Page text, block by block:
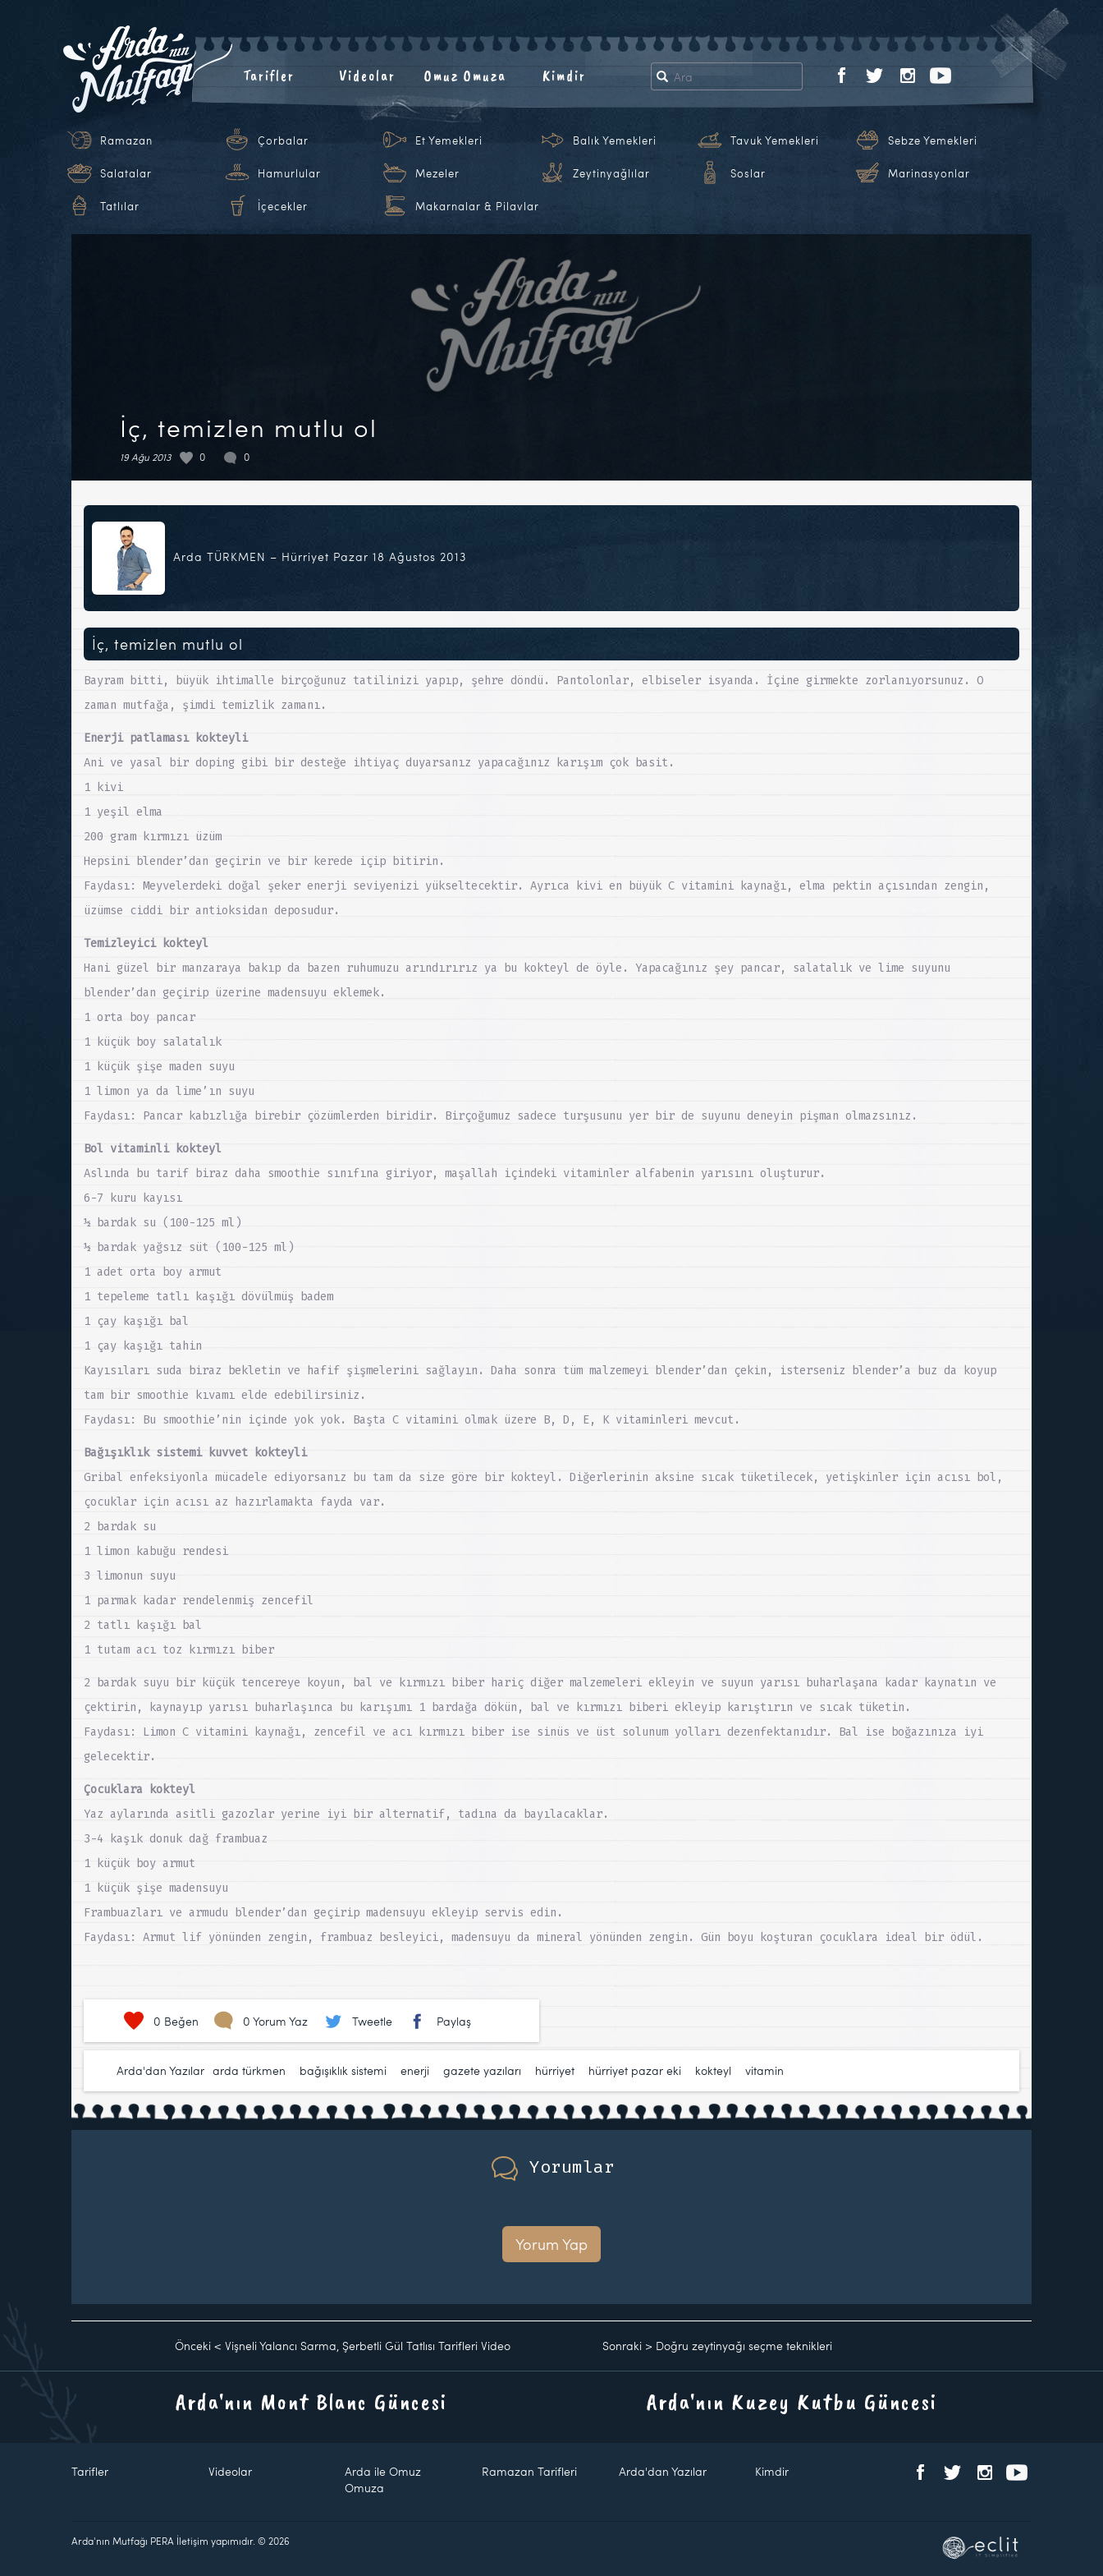
Tarifler Videolar Omuz Omuza Kimdir
Ramazan Çorbalar Et Yemekleri Balık Yemekleri Tavuk Yemekleri Sebze Yemekleri
Salatalar Hamurlular Mezeler Zeytinyağlılar Soslar Marinasyonlar
Tatlılar İçecekler Makarnalar & Pilavlar
İç, temizlen mutlu ol
19 Ağu 2013 0 0
Arda TÜRKMEN – Hürriyet Pazar 18 Ağustos 2013
İç, temizlen mutlu ol
Bayram bitti, büyük ihtimalle birçoğunuz tatilinizi yapıp, şehre döndü. Pantolonlar, elbiseler isyanda. İçine girmekte zorlanıyorsunuz. O
zaman mutfağa, şimdi temizlik zamanı.
Enerji patlaması kokteyli
Ani ve yasal bir doping gibi bir desteğe ihtiyaç duyarsanız yapacağınız karışım çok basit.
1 kivi
1 yeşil elma
200 gram kırmızı üzüm
Hepsini blender’dan geçirin ve bir kerede içip bitirin.
Faydası: Meyvelerdeki doğal şeker enerji seviyenizi yükseltecektir. Ayrıca kivi en büyük C vitamini kaynağı, elma pektin açısından zengin,
üzümse ciddi bir antioksidan deposudur.
Temizleyici kokteyl
Hani güzel bir manzaraya bakıp da bazen ruhumuzu arındırırız ya bu kokteyl de öyle. Yapacağınız şey pancar, salatalık ve lime suyunu
blender’dan geçirip üzerine madensuyu eklemek.
1 orta boy pancar
1 küçük boy salatalık
1 küçük şişe maden suyu
1 limon ya da lime’ın suyu
Faydası: Pancar kabızlığa birebir çözümlerden biridir. Birçoğumuz sadece turşusunu yer bir de suyunu deneyin pişman olmazsınız.
Bol vitaminli kokteyl
Aslında bu tarif biraz daha smoothie sınıfına giriyor, maşallah içindeki vitaminler alfabenin yarısını oluşturur.
6-7 kuru kayısı
½ bardak su (100-125 ml)
½ bardak yağsız süt (100-125 ml)
1 adet orta boy armut
1 tepeleme tatlı kaşığı dövülmüş badem
1 çay kaşığı bal
1 çay kaşığı tahin
Kayısıları suda biraz bekletin ve hafif şişmelerini sağlayın. Daha sonra tüm malzemeyi blender’dan çekin, isterseniz blender’a buz da koyup
tam bir smoothie kıvamı elde edebilirsiniz.
Faydası: Bu smoothie’nin içinde yok yok. Başta C vitamini olmak üzere B, D, E, K vitaminleri mevcut.
Bağışıklık sistemi kuvvet kokteyli
Gribal enfeksiyonla mücadele ediyorsanız bu tam da size göre bir kokteyl. Diğerlerinin aksine sıcak tüketilecek, yetişkinler için acısı bol,
çocuklar için acısı az hazırlamakta fayda var.
2 bardak su
1 limon kabuğu rendesi
3 limonun suyu
1 parmak kadar rendelenmiş zencefil
2 tatlı kaşığı bal
1 tutam acı toz kırmızı biber
2 bardak suyu bir küçük tencereye koyun, bal ve kırmızı biber hariç diğer malzemeleri ekleyin ve suyun yarısı buharlaşana kadar kaynatın ve
çektirin, kaynayıp yarısı buharlaşınca bu karışımı 1 bardağa dökün, bal ve kırmızı biberi ekleyip karıştırın ve sıcak tüketin.
Faydası: Limon C vitamini kaynağı, zencefil ve acı kırmızı biber ise sinüs ve üst solunum yolları dezenfektanıdır. Bal ise boğazınıza iyi
gelecektir.
Çocuklara kokteyl
Yaz aylarında asitli gazozlar yerine iyi bir alternatif, tadına da bayılacaklar.
3-4 kaşık donuk dağ frambuaz
1 küçük boy armut
1 küçük şişe madensuyu
Frambuazları ve armudu blender’dan geçirip madensuyu ekleyip servis edin.
Faydası: Armut lif yönünden zengin, frambuaz besleyici, madensuyu da mineral yönünden zengin. Gün boyu koşturan çocuklara ideal bir ödül.
0 Beğen 0 Yorum Yaz Tweetle Paylaş
Arda'dan Yazılar arda türkmen bağışıklık sistemi enerji gazete yazıları hürriyet hürriyet pazar eki kokteyl vitamin
Yorumlar
Yorum Yap
Önceki < Vişneli Yalancı Sarma, Şerbetli Gül Tatlısı Tarifleri Video Sonraki > Doğru zeytinyağı seçme teknikleri
Arda'nın Mont Blanc Güncesi Arda'nın Kuzey Kutbu Güncesi
Tarifler Videolar
Arda ile Omuz
Omuza
Ramazan Tarifleri Arda'dan Yazılar Kimdir
Arda'nın Mutfağı PERA İletişim yapımıdır. © 2026